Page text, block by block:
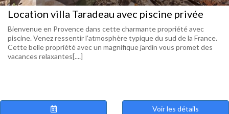
Location villa Taradeau avec piscine privée
Bienvenue en Provence dans cette charmante propriété avec
piscine. Venez ressentir l'atmosphère typique du sud de la France.
Cette belle propriété avec un magnifique jardin vous promet des
vacances relaxantes[....]
Voir les détails